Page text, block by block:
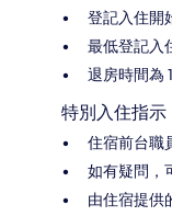
登記入住開
最低登記入
退房時間為
特別入住指示
住宿前台職
如有疑問，
由住宿提供